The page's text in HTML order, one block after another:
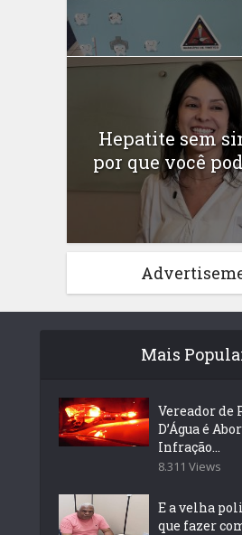
Hepatite sem
por que você
Mais
Vereador de
D’Água é
Infração...
8.311 Views
E a velha
que fazer